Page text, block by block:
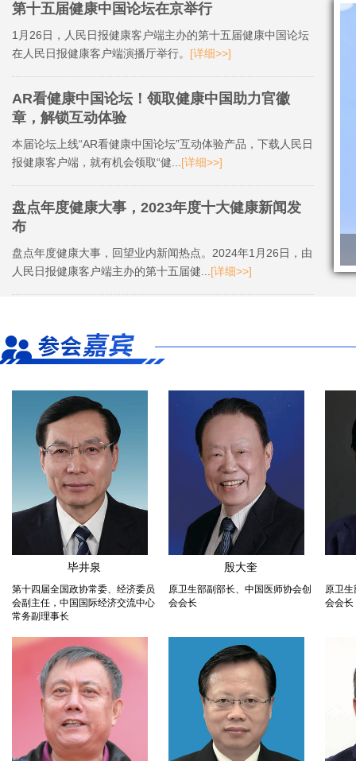
第十五届健康中国论坛在京举行
1月26日，人民日报健康客户端主办的第十五届健康中国论坛
在人民日报健康客户端演播厅举行。 [详细>>]
AR看健康中国论坛！领取健康中国助力官徽
章，解锁互动体验
本届论坛上线“AR看健康中国论坛”互动体验产品，下载人民日
报健康客户端，就有机会领取“健... [详细>>]
盘点年度健康大事，2023年度十大健康新闻发
布
盘点年度健康大事，回望业内新闻热点。2024年1月26日，由
人民日报健康客户端主办的第十五届健... [详细>>]
毕井泉
第十四届全国政协常委、经济委员
会副主任，中国国际经济交流中心
常务副理事长
殷大奎
原卫生部副部长、中国医师协会创
会会长
原卫
会会长